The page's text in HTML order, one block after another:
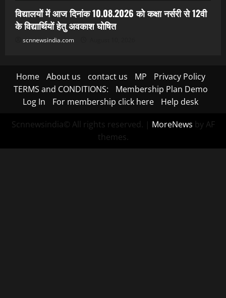
विद्यालयों में आज दिनांक 10.08.2026 को कक्षा नर्सरी से 12वी
के विद्यार्थियों हेतु अवकाश घोषित
scnnewsindia.com
Home About us contact us MP
Privacy Policy
TERMS and CONDITIONS:
Membership Plan Demo
Log In
For membership click here Help desk
Scnnewsindia© All rights reserved. | MoreNews by AF
themes.